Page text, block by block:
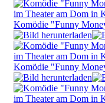
Komödie "Funny
Komödie "Funny